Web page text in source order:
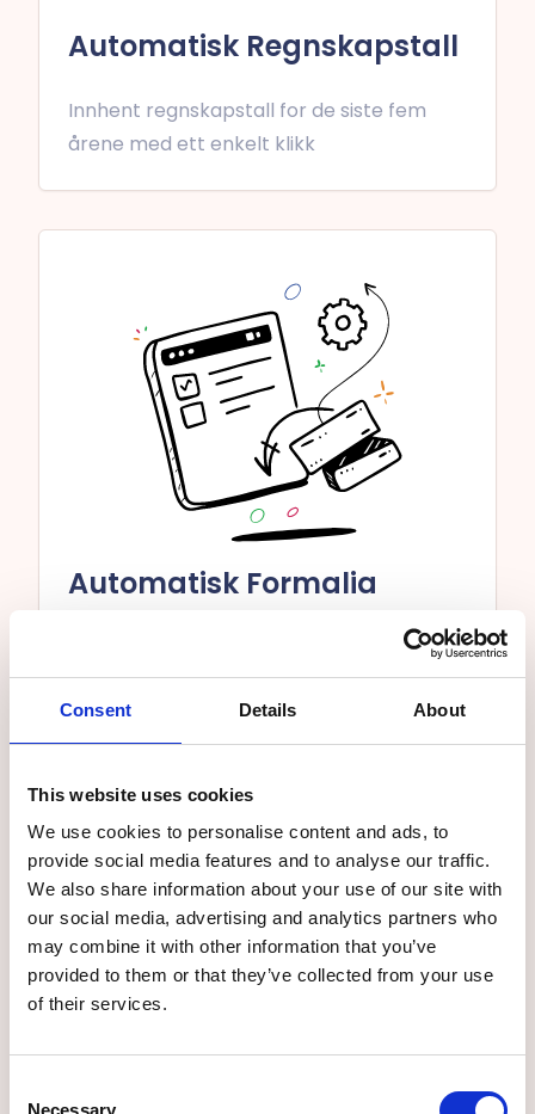
Consent Details About
This website uses cookies
We use cookies to personalise content and ads, to
provide social media features and to analyse our traffic.
We also share information about your use of our site with
our social media, advertising and analytics partners who
may combine it with other information that you’ve
provided to them or that they’ve collected from your use
of their services.
Necessary
Automatisk Regnskapstall
Innhent regnskapstall for de siste fem
årene med ett enkelt klikk
Automatisk Formalia
Formaliteter som organisasjonsnummer
og MVA-status legges automatisk til i
prosessen